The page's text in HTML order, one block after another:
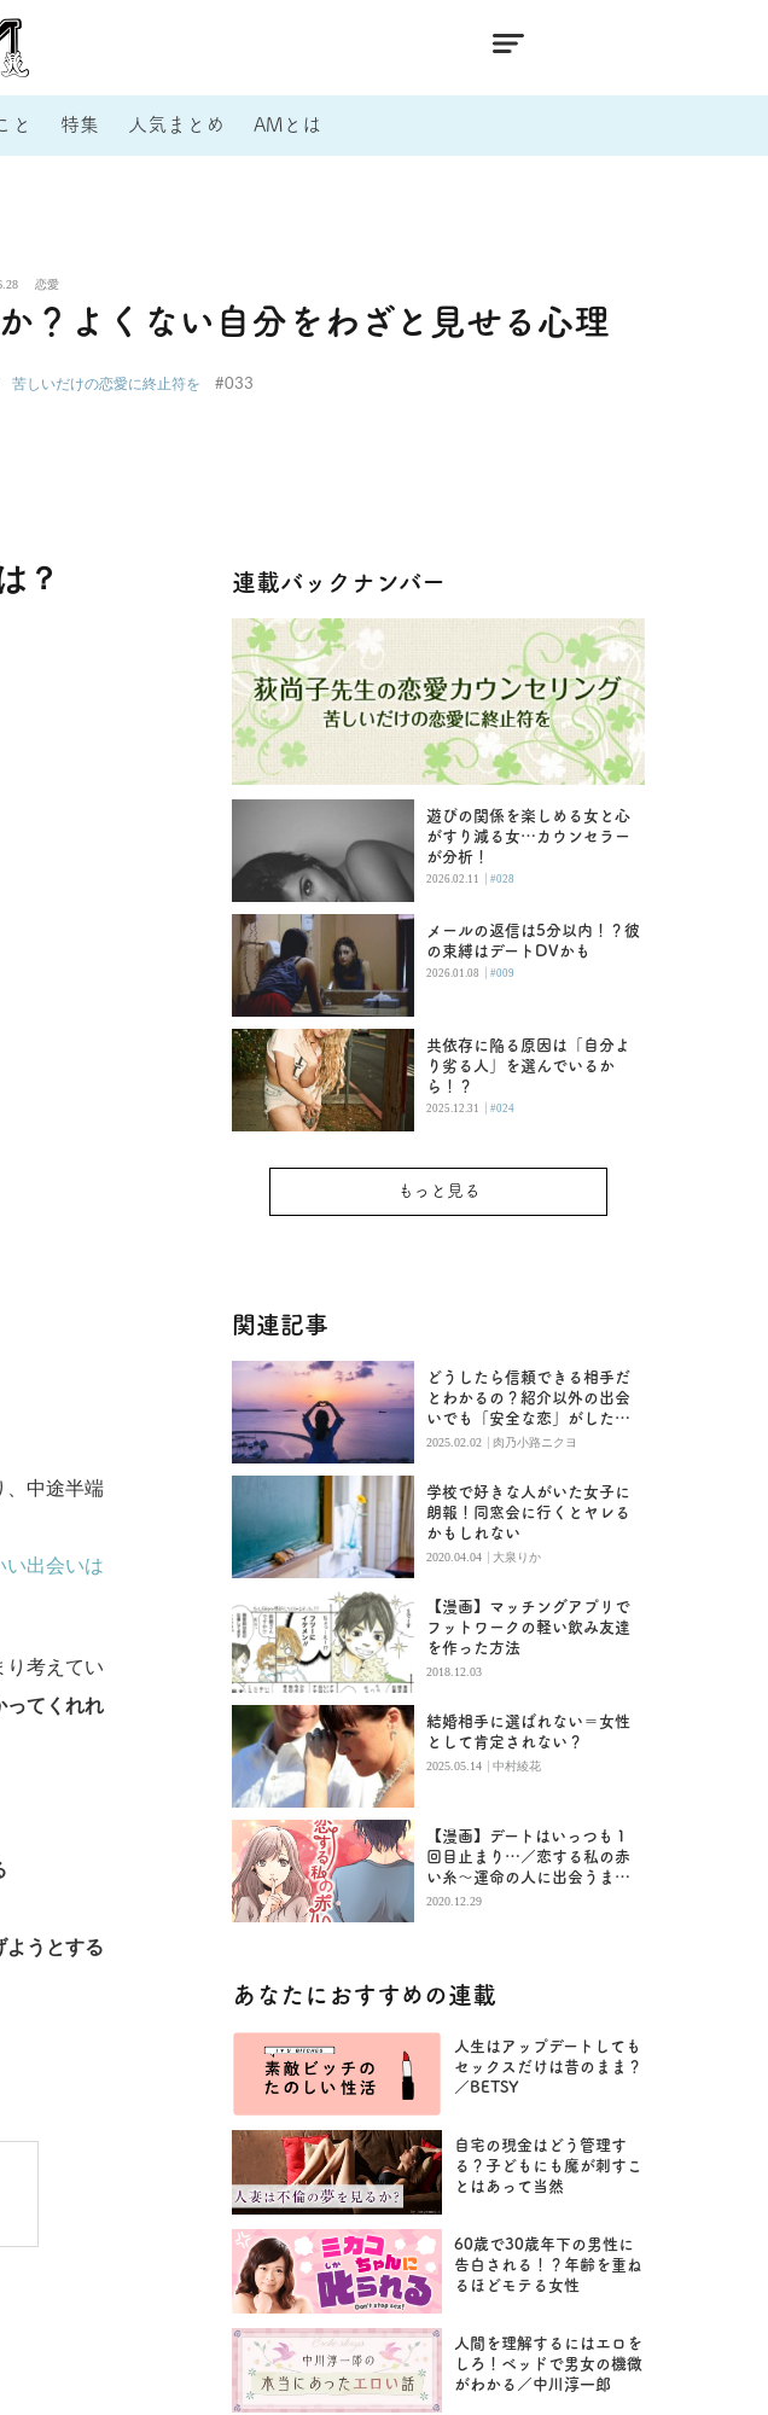
と 特集 人気まとめ AMとは
恋愛
？よくない自分をわざと見せる心理
しいだけの恋愛に終止符を #033
？
、中途半端
い出会いは
り考えてい
ってくれれ
ようとする
連載バックナンバー
遊びの関係を楽しめる女と心
がすり減る女…カウンセラー
が分析！
2026.02.11 | #028
メールの返信は5分以内！？彼
の束縛はデートDVかも
2026.01.08 | #009
共依存に陥る原因は「自分よ
り劣る人」を選んでいるか
ら！？
2025.12.31 | #024
もっと見る
関連記事
どうしたら信頼できる相手だ
とわかるの？紹介以外の出会
いでも「安全な恋」がした
い！
2025.02.02 | 肉乃小路ニクヨ
学校で好きな人がいた女子に
朗報！同窓会に行くとヤレる
かもしれない
2020.04.04 | 大泉りか
【漫画】マッチングアプリで
フットワークの軽い飲み友達
を作った方法
2018.12.03
結婚相手に選ばれない＝女性
として肯定されない？
2025.05.14 | 中村綾花
【漫画】デートはいっつも１
回目止まり…／恋する私の赤
い糸〜運命の人に出会うま
で〜 （２）
2020.12.29
あなたにおすすめの連載
人生はアップデートしても
セックスだけは昔のまま？
／BETSY
自宅の現金はどう管理す
る？子どもにも魔が刺すこ
とはあって当然
60歳で30歳年下の男性に
告白される！？年齢を重ね
るほどモテる女性
人間を理解するにはエロを
しろ！ベッドで男女の機微
がわかる／中川淳一郎